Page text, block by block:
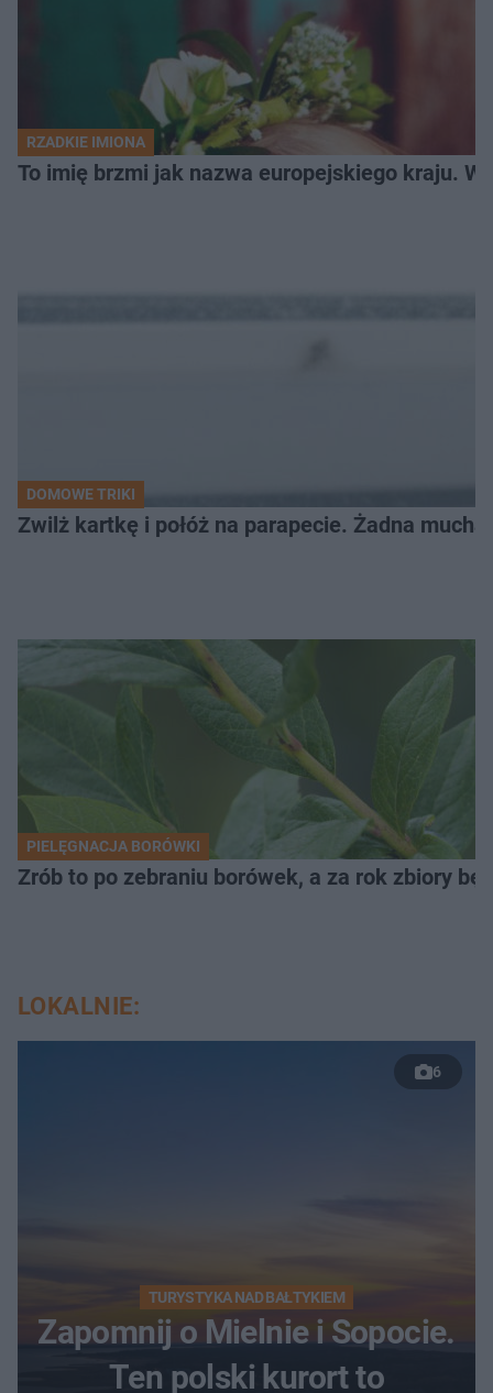
RZADKIE IMIONA
To imię brzmi jak nazwa europejskiego kraju.
DOMOWE TRIKI
Zwilż kartkę i połóż na parapecie. Żadna
PIELĘGNACJA BORÓWKI
Zrób to po zebraniu borówek, a za rok zbiory
LOKALNIE:
6
TURYSTYKA NAD BAŁTYKIEM
Zapomnij o Mielnie i Sopocie.
Ten polski kurort to